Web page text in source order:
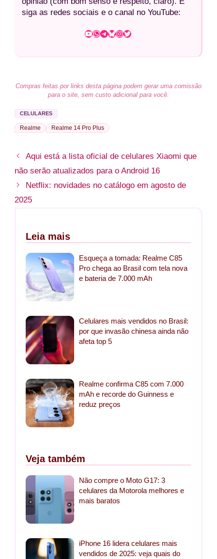
siga as redes sociais e o canal no YouTube:
Youtube WhatsApp TelegramBluesky InstagramTwitter
Compras feitas por links desta página podem gerar uma comissão
para o site, sem custo adicional para você.
CELULARES
Realme Realme 14 Pro Plus
Aqui está a lista oficial de celulares Xiaomi que
não serão atualizados para o Android 16
Netflix: novidades no catálogo em agosto de
2025
Leia mais
Esqueça a tomada: Realme C85
Pro chega ao Brasil com tela nova
e bateria de 7.000 mAh
Celulares mais vendidos no Brasil:
por que invasão chinesa ainda não
afeta top 5
Realme confirma C85 com 7.000
mAh e recorde do Guinness e
reduz preços
Veja também
Não compre o Moto G17: 3
celulares da Motorola melhores e
mais baratos
iPhone 16 lidera celulares mais
vendidos de 2025: veja quais do